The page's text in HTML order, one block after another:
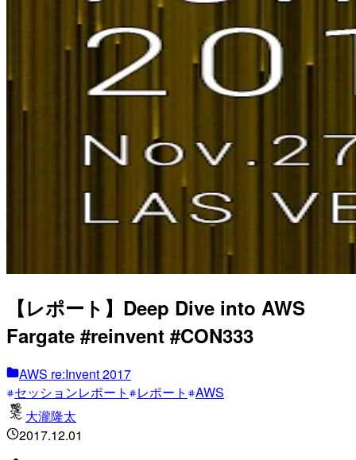
【レポート】Deep Dive into AWS
Fargate #reinvent #CON333
AWS re:Invent 2017
セッションレポート
レポート
AWS
大瀧隆太
2017.12.01